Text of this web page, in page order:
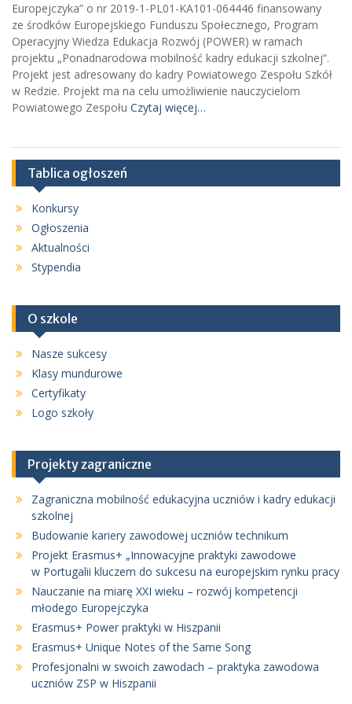
Europejczyka” o nr 2019-1-PL01-KA101-064446 finansowany
ze środków Europejskiego Funduszu Społecznego, Program
Operacyjny Wiedza Edukacja Rozwój (POWER) w ramach
projektu „Ponadnarodowa mobilność kadry edukacji szkolnej“.
Projekt jest adresowany do kadry Powiatowego Zespołu Szkół
w Redzie. Projekt ma na celu umożliwienie nauczycielom
Powiatowego Zespołu Czytaj więcej…
Tablica ogłoszeń
Konkursy
Ogłoszenia
Aktualności
Stypendia
O szkole
Nasze sukcesy
Klasy mundurowe
Certyfikaty
Logo szkoły
Projekty zagraniczne
Zagraniczna mobilność edukacyjna uczniów i kadry edukacji
szkolnej
Budowanie kariery zawodowej uczniów technikum
Projekt Erasmus+ „Innowacyjne praktyki zawodowe
w Portugalii kluczem do sukcesu na europejskim rynku pracy
Nauczanie na miarę XXI wieku – rozwój kompetencji
młodego Europejczyka
Erasmus+ Power praktyki w Hiszpanii
Erasmus+ Unique Notes of the Same Song
Profesjonalni w swoich zawodach – praktyka zawodowa
uczniów ZSP w Hiszpanii